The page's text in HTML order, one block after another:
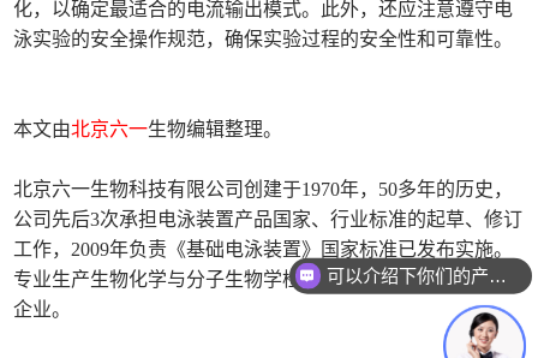
化，以确定最适合的电流输出模式。此外，还应注意遵守电
泳实验的安全操作规范，确保实验过程的安全性和可靠性。
本文由北京六一生物编辑整理。
北京六一生物科技有限公司创建于1970年，50多年的历史，
公司先后3次承担电泳装置产品国家、行业标准的起草、修订
工作，2009年负责《基础电泳装置》国家标准已发布实施。
专业生产生物化学与分子生物学检验分析仪器的科技型国有
企业。
可以介绍下你们的产品么